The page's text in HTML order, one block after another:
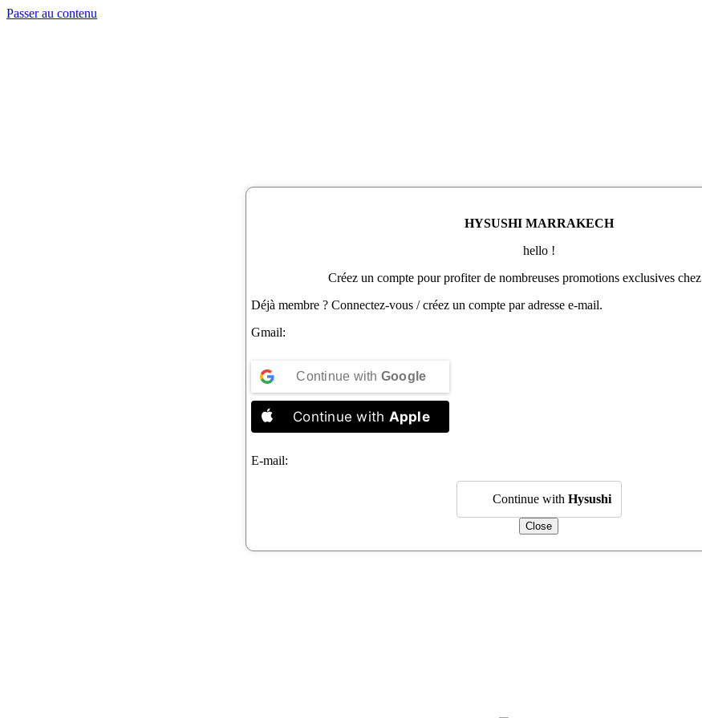
Passer au contenu
HYSUSHI MARRAKECH
hello !
Créez un compte pour profiter de nombreuses promotions exclusives chez
Déjà membre ? Connectez-vous / créez un compte par adresse e-mail.
Gmail:
Continue with Google
Continue with Apple
E-mail:
Continue with Hysushi
Close